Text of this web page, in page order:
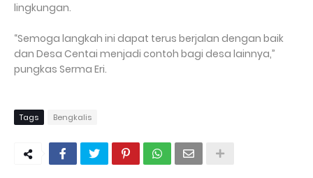
lingkungan.
“Semoga langkah ini dapat terus berjalan dengan baik
dan Desa Centai menjadi contoh bagi desa lainnya,”
pungkas Serma Eri.
Tags Bengkalis